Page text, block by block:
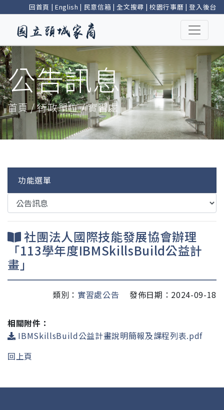
回首頁 | English | 民意信箱 |全文搜尋 | 校園行事曆 |登入後台
公告訊息
首頁 / 行政單位 / 實習處
功能選單
社團法人國際技能發展協會辦理
「113學年度IBMSkillsBuild公益計
畫」
類別： 實習處公告 發佈日期：2024-09-18
相關附件：
IBMSkillsBuild公益計畫說明簡報及課程列表.pdf
回上頁